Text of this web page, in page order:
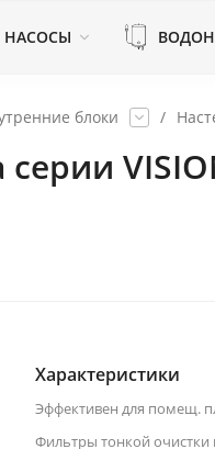
НАСОСЫ
блоки /
Характеристики
Эффективен для помещ.
Фильтры тонкой очистки